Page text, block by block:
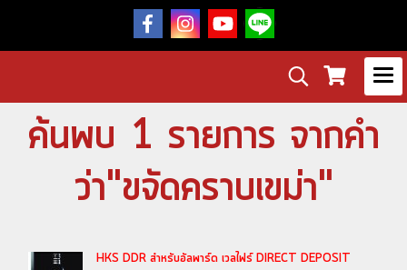
ค้นพบ 1 รายการ จากคำ
ว่า"ขจัดคราบเขม่า"
HKS DDR สำหรับอัลพาร์ด เวลไฟร์ DIRECT DEPOSIT